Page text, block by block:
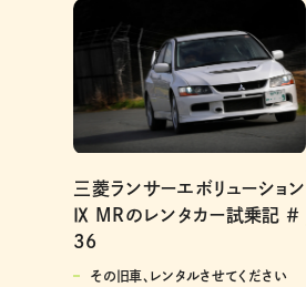
三菱ランサーエボリューション
Ⅸ MRのレンタカー試乗記 ＃
36
その旧車、レンタルさせてください